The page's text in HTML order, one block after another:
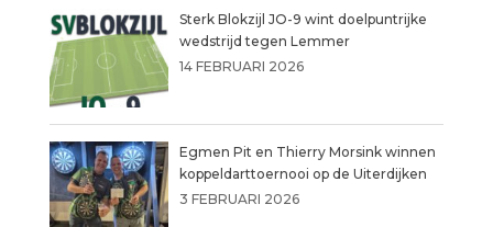
Sterk Blokzijl JO-9 wint doelpuntrijke
wedstrijd tegen Lemmer
14 FEBRUARI 2026
Egmen Pit en Thierry Morsink winnen
koppeldarttoernooi op de Uiterdijken
3 FEBRUARI 2026